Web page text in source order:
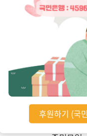
후원하기 (국